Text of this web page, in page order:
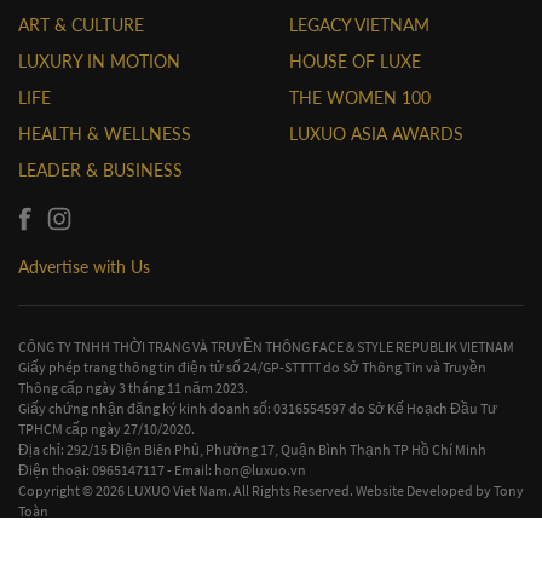
ART & CULTURE
LUXURY IN MOTION
LIFE
HEALTH & WELLNESS
LEADER & BUSINESS
LEGACY VIETNAM
HOUSE OF LUXE
THE WOMEN 100
LUXUO ASIA AWARDS
Advertise with Us
CÔNG TY TNHH THỜI TRANG VÀ TRUYỀN THÔNG FACE & STYLE REPUBLIK VIETNAM
Giấy phép trang thông tin điện tử số 24/GP-STTTT do Sở Thông Tin và Truyền
Thông cấp ngày 3 tháng 11 năm 2023.
Giấy chứng nhận đăng ký kinh doanh số: 0316554597 do Sở Kế Hoạch Đầu Tư
TPHCM cấp ngày 27/10/2020.
Địa chỉ: 292/15 Điện Biên Phủ, Phường 17, Quận Bình Thạnh TP Hồ Chí Minh
Điện thoại: 0965147117 - Email: hon@luxuo.vn
Copyright © 2026 LUXUO Viet Nam. All Rights Reserved. Website Developed byTony
Toàn